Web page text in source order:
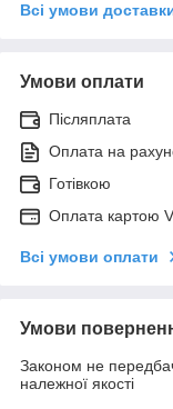
Всі умови
Умови оплати
Післяплата
Оплата на
Готівкою
Оплата картою
Всі умови оплати
Умови
Законом не
належної якості